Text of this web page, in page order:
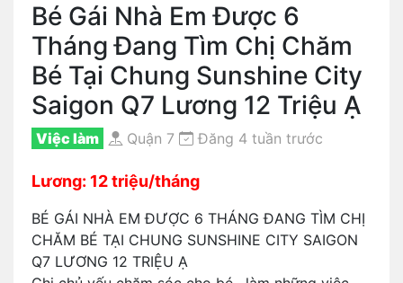
Bé Gái Nhà Em Được 6
Tháng Đang Tìm Chị Chăm
Bé Tại Chung Sunshine City
Saigon Q7 Lương 12 Triệu Ạ
Việc làm Quận 7 Đăng 4 tuần trước
Lương: 12 triệu/tháng
BÉ GÁI NHÀ EM ĐƯỢC 6 THÁNG ĐANG TÌM CHỊ
CHĂM BÉ TẠI CHUNG SUNSHINE CITY SAIGON
Q7 LƯƠNG 12 TRIỆU Ạ